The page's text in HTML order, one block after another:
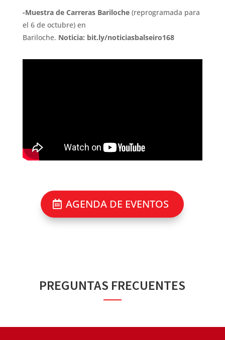
-Muestra de Carreras Bariloche(reprogramada para
el 6 de octubre) en
Bariloche. Noticia: bit.ly/noticiasbalseiro168
AGENDA DE EVENTOS
PREGUNTAS FRECUENTES